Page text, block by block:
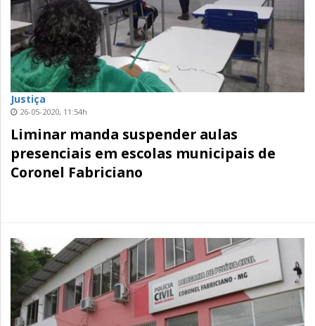
Justiça
26-05-2020, 11:54h
Liminar manda suspender aulas
presenciais em escolas municipais de
Coronel Fabriciano